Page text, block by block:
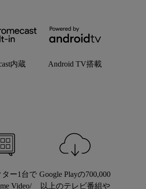
内蔵 Android TV搭載
ー1台で
Video/
Google Playの700,000
以上のテレビ番組や